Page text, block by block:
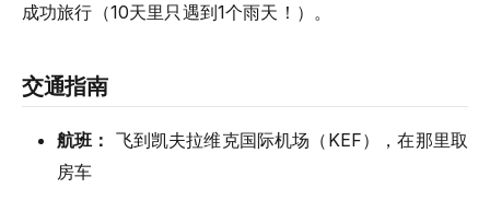
成功旅行（10天里只遇到1个雨天！）。
交通指南
航班： 飞到凯夫拉维克国际机场（KEF），在那里取
房车